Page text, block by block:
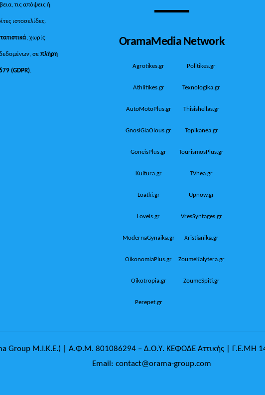
τις απόψεις ή
ιστοσελίδες.
, χωρίς
σεπλήρη
(GDPR).
OramaMedia Network
Agrotikes.gr Politikes.gr
Athlitikes.gr Texnologika.gr
AutoMotoPlus.gr Thisishellas.gr
GnosiGiaOlous.gr Topikanea.gr
GoneisPlus.gr TourismosPlus.gr
Kultura.gr TVnea.gr
Loatki.gr Upnow.gr
Loveis.gr VresSyntages.gr
ModernaGynaika.gr Xristianika.gr
OikonomiaPlus.gr ZoumeKalytera.gr
Oikotropia.gr ZoumeSpiti.gr
Perepet.gr
Group Μ.Ι.Κ.Ε.) | Α.Φ.Μ. 801086294 – Δ.Ο.Υ. ΚΕΦΟΔΕ Αττικής | Γ.Ε.ΜΗ
Email: contact@orama-group.com